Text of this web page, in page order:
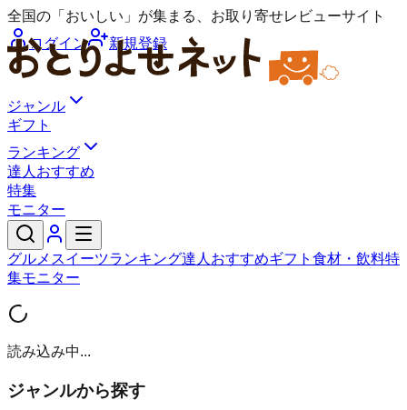
全国の「おいしい」が集まる、お取り寄せレビューサイト
ログイン
新規登録
ジャンル
ギフト
ランキング
達人おすすめ
特集
モニター
グルメ スイーツランキング達人おすすめギフト 食材・飲料特
集モニター
読み込み中...
ジャンルから探す